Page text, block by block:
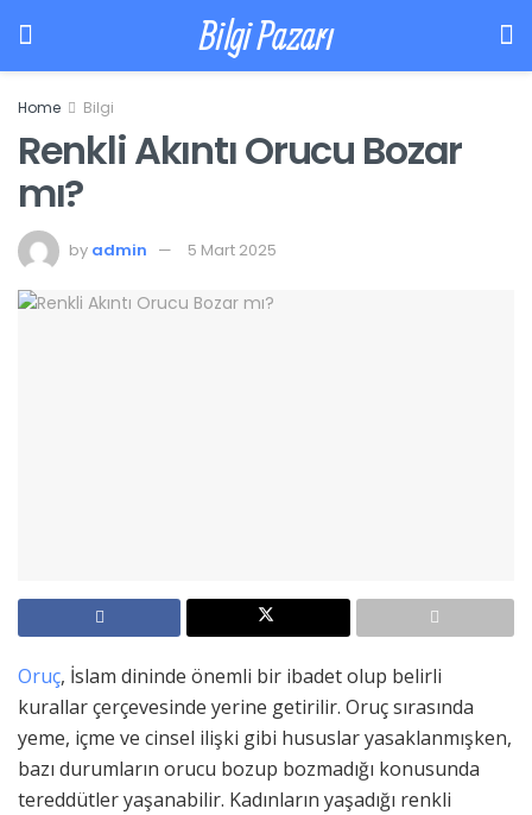
Bilgi Pazarı
Home Bilgi
Renkli Akıntı Orucu Bozar
mı?
by admin 5 Mart 2025
Oruç, İslam dininde önemli bir ibadet olup belirli
kurallar çerçevesinde yerine getirilir. Oruç sırasında
yeme, içme ve cinsel ilişki gibi hususlar yasaklanmışken,
bazı durumların orucu bozup bozmadığı konusunda
tereddütler yaşanabilir. Kadınların yaşadığı renkli